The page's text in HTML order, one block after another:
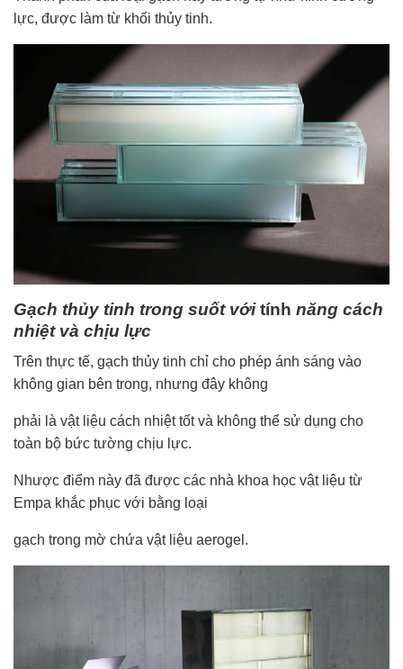
lực, được làm từ khối thủy tinh.
Gạch thủy tinh trong suốt vớitính năng cách
nhiệt và chịu lực
Trên thực tế, gạch thủy tinh chỉ cho phép ánh sáng vào
không gian bên trong, nhưng đây không
phải là vật liệu cách nhiệt tốt và không thể sử dụng cho
toàn bộ bức tường chịu lực.
Nhược điểm này đã được các nhà khoa học vật liệu từ
Empa khắc phục với bằng loại
gạch trong mờ chứa vật liệu aerogel.